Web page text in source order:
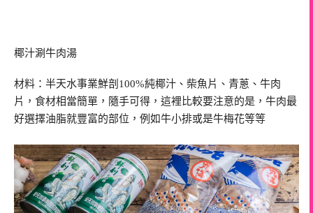
椰汁涮牛肉湯
材料：半天水事業鮮剖100%純椰汁、柴魚片、青蔥、牛肉
片，食材相當簡單，隨手可得，這裡比較要注意的是，牛肉最
好選擇油脂就豐富的部位，例如牛小排或是牛梅花等等